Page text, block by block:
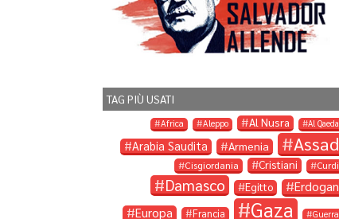
TAG PIÙ USATI
Africa Aleppo Al Nusra Al Qaeda
Arabia Saudita Armenia Assad
Cisgiordania Cristiani Curdi
Damasco Egitto
Erdogan
Europa
Francia Gaza Guerra